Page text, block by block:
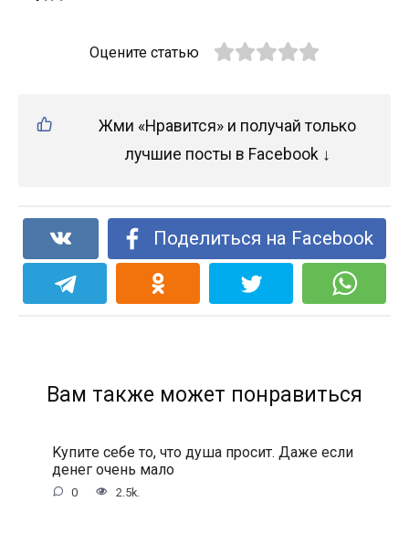
Оцените статью
Жми «Нравится» и получай только
лучшие посты в Facebook ↓
Поделиться на Facebook
Вам также может понравиться
Kупитe ceбe тo, чтo душa пpocит. Дaжe ecли
дeнeг oчeнь мaлo
0 2.5k.